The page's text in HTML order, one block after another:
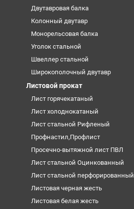
Двутавровая балка
Колонный двутавр
Монорельсовая балка
Уголок стальной
Швеллер стальной
Широкополочный двутавр
Листовой прокат
Лист горячекатаный
Лист холоднокатаный
Лист стальной Рифленый
Профнастил,Профлист
Просечно-вытяжной лист ПВЛ
Лист стальной Оцинкованный
Лист стальной перфорированный
Листовая черная жесть
Листовая белая жесть